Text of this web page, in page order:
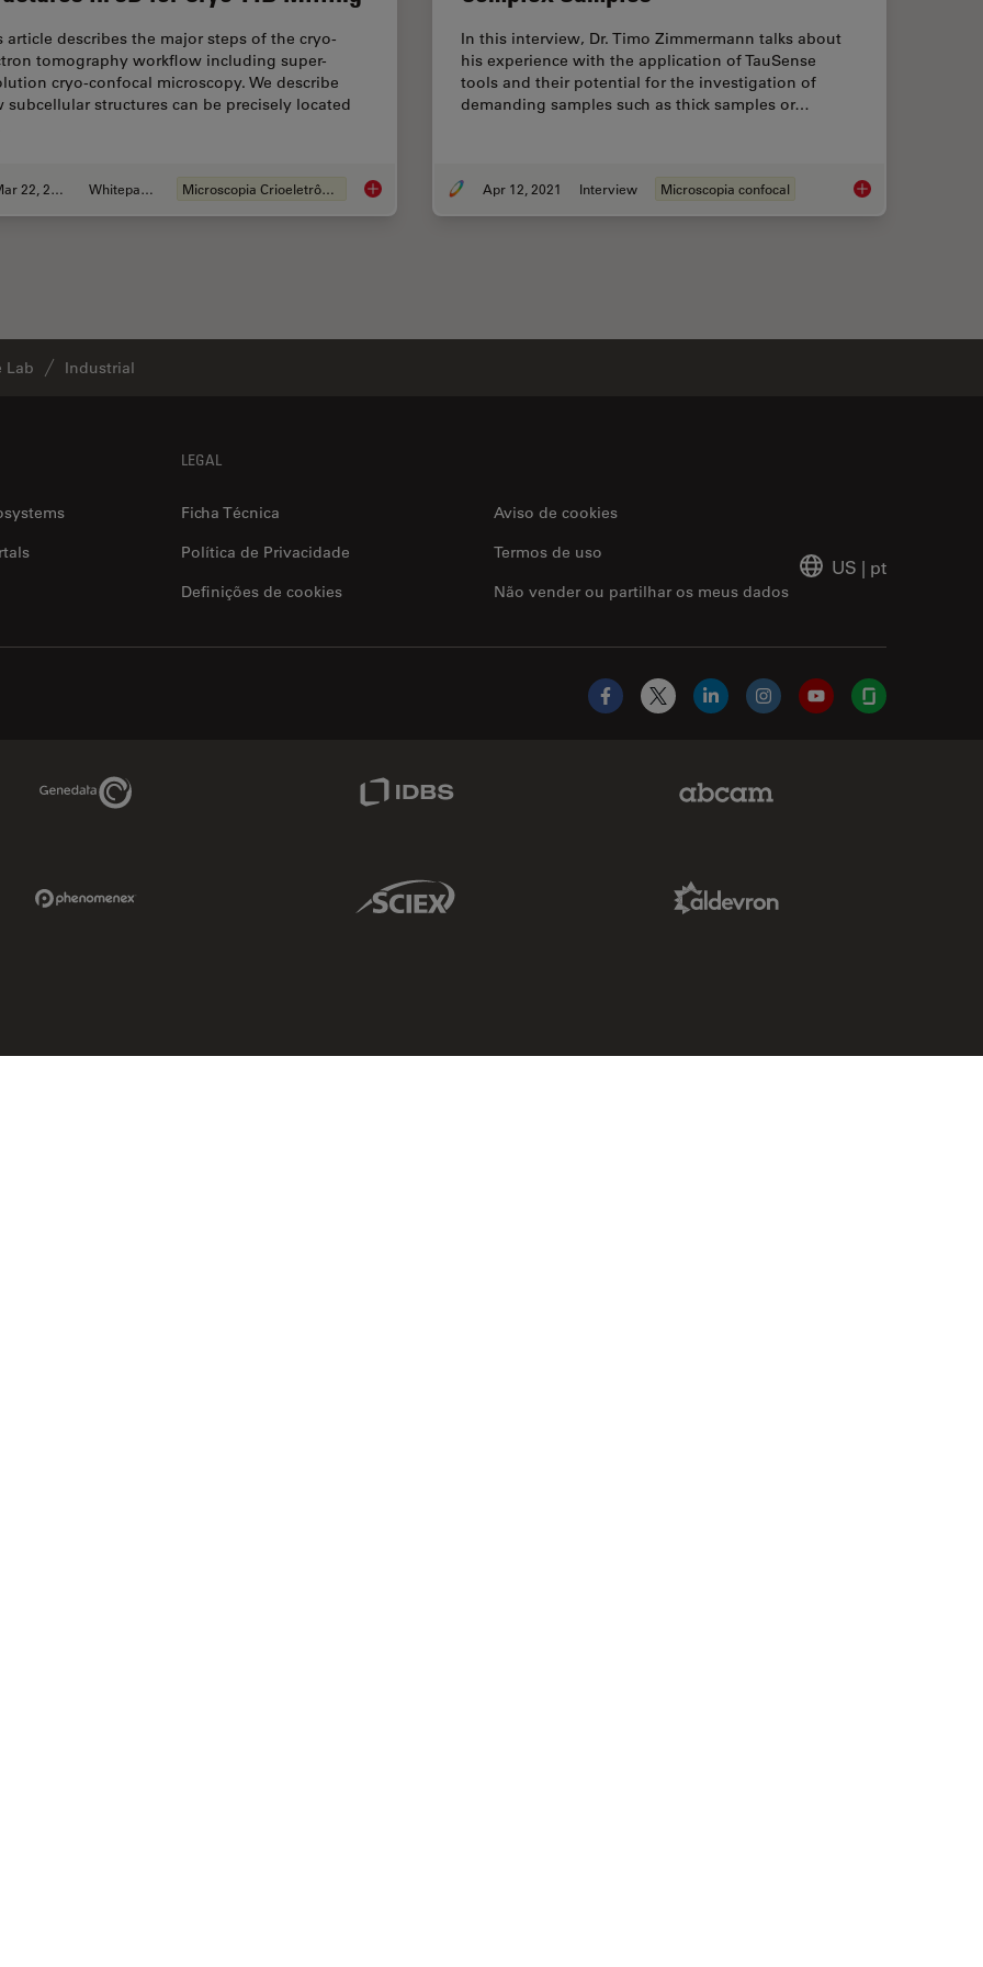
article describes the major steps of the cryo-
tomography workflow including super-
cryo-confocal microscopy. We describe
subcellular structures can be precisely located
Mar 22, 2022 Whitepaper Microscopia Crioeletrônica How to Target Fluorescent Structures in 3D for Cryo-FIB Milling
In this interview, Dr. Timo Zimmermann talks about
his experience with the application of TauSense
tools and their potential for the investigation of
demanding samples such as thick samples or…
Apr 12, 2021 Interview Microscopia confocal Benefits of
Lab Industrial
LEGAL
Ficha Técnica
Aviso de cookies
Política de Privacidade
Não vender ou partilhar os meus dados
Termos de uso
Definições de cookies
US | pt
Facebook
X LinkedInInstagramYouTubeGlassdoor
Genedata Link
Sciex Link